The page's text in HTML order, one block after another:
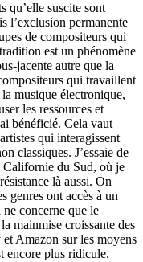
qu’elle suscite sont
l’exclusion permanente
de compositeurs qui
est un phénomène
jacente autre que la
qui travaillent
musique électronique,
les ressources et
bénéficié. Cela vaut
qui interagissent
classiques. J’essaie de
Californie du Sud, où je
là aussi. On
genres ont accès à un
concerne que le
mainmise croissante des
Amazon sur les moyens
encore plus ridicule.